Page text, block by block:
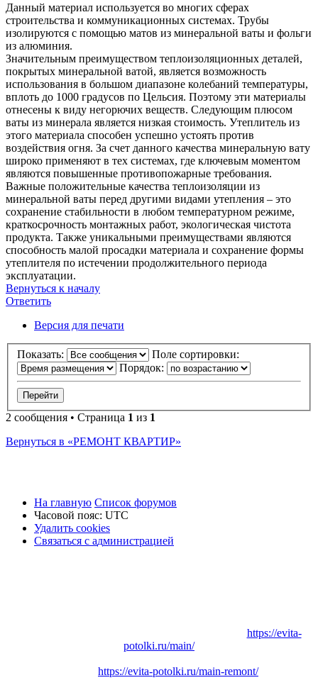
Данный материал используется во многих сферах
строительства и коммуникационных системах. Трубы
изолируются с помощью матов из минеральной ваты и фольги
из алюминия.
Значительным преимуществом теплоизоляционных деталей,
покрытых минеральной ватой, является возможность
использования в большом диапазоне колебаний температуры,
вплоть до 1000 градусов по Цельсия. Поэтому эти материалы
отнесены к виду негорючих веществ. Следующим плюсом
ваты из минерала является низкая стоимость. Утеплитель из
этого материала способен успешно устоять против
воздействия огня. За счет данного качества минеральную вату
широко применяют в тех системах, где ключевым моментом
являются повышенные противопожарные требования.
Важные положительные качества теплоизоляции из
минеральной ваты перед другими видами утепления – это
сохранение стабильности в любом температурном режиме,
краткосрочность монтажных работ, экологическая чистота
продукта. Также уникальными преимуществами являются
способность малой просадки материала и сохранение формы
утеплителя по истечении продолжительного периода
эксплуатации.
Вернуться к началу
Ответить
Ответить
Версия для печати
Показать:
Поле сортировки:
Порядок:
2 сообщения • Страница 1 из 1
Вернуться в «РЕМОНТ КВАРТИР»
На главную Список форумов
Часовой пояс: UTC
Удалить cookies
Связаться
Связаться с администрацией
https://evita-
potolki.ru/main/
https://evita-potolki.ru/main-remont/